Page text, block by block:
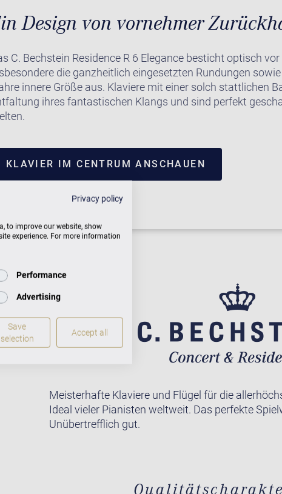
Design von vornehmer
C. Bechstein Residence R 6 Elegance besticht optisch
die ganzheitlich eingesetzten Rundungen
innere Größe aus. Klaviere mit einer solch stattlichen
ihres fantastischen Klangs und sind perfekt
KLAVIER IM CENTRUM ANSCHAUEN
Meisterhafte Klaviere und Flügel für die
Ideal vieler Pianisten weltweit. Das perfekte
Unübertrefflich gut.
Privacy policy
to improve our website, show
experience. For more information
Performance
Advertising
Save
selection
Accept all